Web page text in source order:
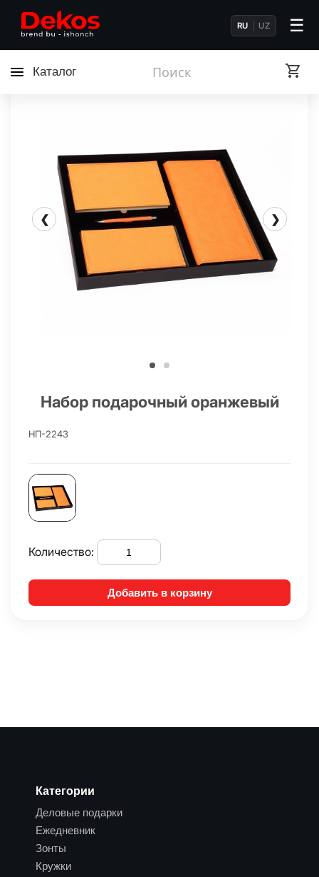
RU UZ ☰
Каталог
❮ ❯
Набор подарочный оранжевый
НП-2243
Количество:
Добавить в корзину
Категории
Деловые подарки
Ежедневник
Зонты
Кружки